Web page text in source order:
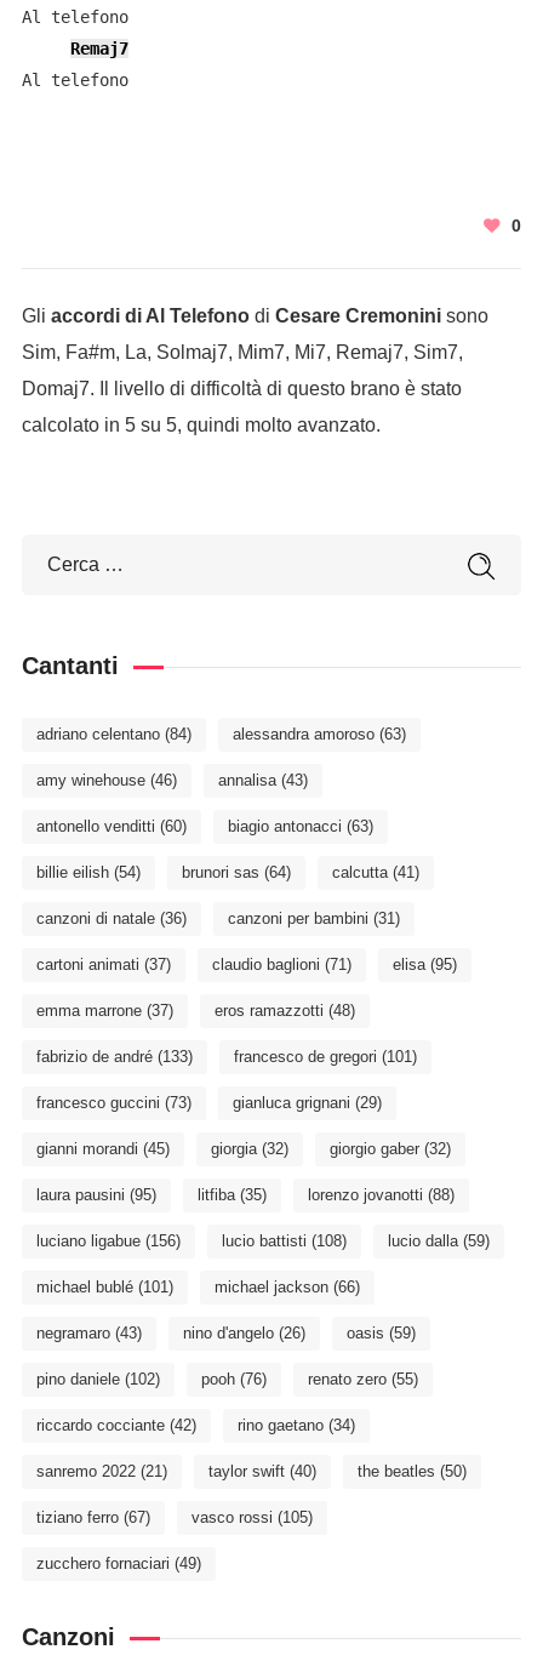
Al telefono
Remaj7
Al telefono
0
Gli accordi di Al Telefonodi Cesare Cremoninisono
Sim, Fa#m, La, Solmaj7, Mim7, Mi7, Remaj7, Sim7,
Domaj7. Il livello di difficoltà di questo brano è stato
calcolato in 5 su 5, quindi molto avanzato.
Cantanti
adriano celentano(84) alessandra amoroso(63)
amy winehouse(46) annalisa(43)
antonello venditti (60) biagio antonacci (63)
billie eilish(54) brunori sas (64) calcutta(41)
canzoni di natale(36) canzoni per bambini (31)
cartoni animati (37) claudio baglioni (71) elisa(95)
emma marrone(37) eros ramazzotti (48)
fabrizio de andré(133) francesco de gregori (101)
francesco guccini (73) gianluca grignani (29)
gianni morandi (45) giorgia(32) giorgio gaber(32)
laura pausini (95) litfiba(35) lorenzo jovanotti (88)
luciano ligabue(156) lucio battisti (108) lucio dalla(59)
michael bublé(101) michael jackson(66)
negramaro(43) nino d'angelo(26) oasis (59)
pino daniele(102) pooh(76) renato zero(55)
riccardo cocciante(42) rino gaetano(34)
sanremo 2022(21) taylor swift(40) the beatles (50)
tiziano ferro(67) vasco rossi (105)
zucchero fornaciari (49)
Canzoni